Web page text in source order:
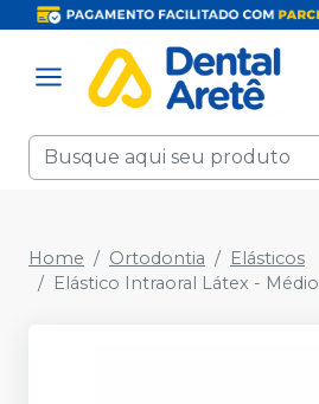
Home Ortodontia
Elásticos
Elástico Intraoral Látex - Médio